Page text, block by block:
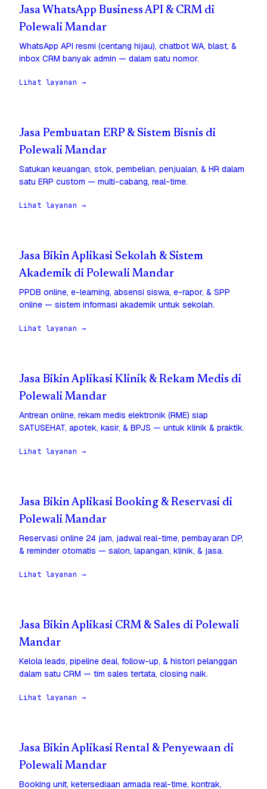
Jasa WhatsApp Business API & CRM di
Polewali Mandar
WhatsApp API resmi (centang hijau), chatbot WA, blast, &
inbox CRM banyak admin — dalam satu nomor.
Lihat layanan →
Jasa Pembuatan ERP & Sistem Bisnis di
Polewali Mandar
Satukan keuangan, stok, pembelian, penjualan, & HR dalam
satu ERP custom — multi-cabang, real-time.
Lihat layanan →
Jasa Bikin Aplikasi Sekolah & Sistem
Akademik di Polewali Mandar
PPDB online, e-learning, absensi siswa, e-rapor, & SPP
online — sistem informasi akademik untuk sekolah.
Lihat layanan →
Jasa Bikin Aplikasi Klinik & Rekam Medis di
Polewali Mandar
Antrean online, rekam medis elektronik (RME) siap
SATUSEHAT, apotek, kasir, & BPJS — untuk klinik & praktik.
Lihat layanan →
Jasa Bikin Aplikasi Booking & Reservasi di
Polewali Mandar
Reservasi online 24 jam, jadwal real-time, pembayaran DP,
& reminder otomatis — salon, lapangan, klinik, & jasa.
Lihat layanan →
Jasa Bikin Aplikasi CRM & Sales di Polewali
Mandar
Kelola leads, pipeline deal, follow-up, & histori pelanggan
dalam satu CRM — tim sales tertata, closing naik.
Lihat layanan →
Jasa Bikin Aplikasi Rental & Penyewaan di
Polewali Mandar
Booking unit, ketersediaan armada real-time, kontrak,